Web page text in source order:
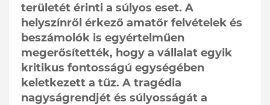
területét érinti a súlyos eset. A
helyszínről érkező amatőr felvételek és
beszámolók is egyértelműen
megerősítették, hogy a vállalat egyik
kritikus fontosságú egységében
keletkezett a tűz. A tragédia
nagyságrendjét és súlyosságát a